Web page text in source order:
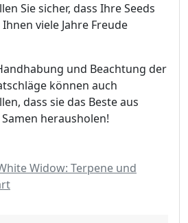
Sie sicher, dass Ihre Seeds
viele Jahre Freude
und Beachtung der
können auch
dass sie das Beste aus
herausholen!
Widow: Terpene und